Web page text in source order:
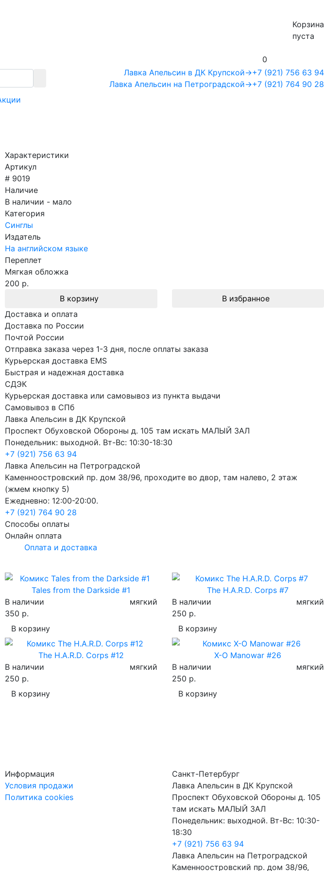
Корзина
пуста
0
+7 (921) 756 63 94
+7 (921) 764 90 28
Лавка Апельсин в ДК Крупской→
Лавка Апельсин на Петроградской→
Характеристики
Артикул
# 9019
Наличие
В наличии - мало
Категория
Синглы
Издатель
На английском языке
Переплет
Мягкая обложка
200 р.
В корзину
В избранное
Доставка и оплата
Доставка по России
Почтой России
Отправка заказа через 1-3 дня, после оплаты заказа
Курьерская доставка EMS
Быстрая и надежная доставка
СДЭК
Курьерская доставка или самовывоз из пункта выдачи
Самовывоз в СПб
Лавка Апельсин в ДК Крупской
Проспект Обуховской Обороны д. 105 там искать МАЛЫЙ ЗАЛ
Понедельник: выходной. Вт-Вс: 10:30-18:30
+7 (921) 756 63 94
Лавка Апельсин на Петроградской
Каменноостровский пр. дом 38/96, проходите во двор, там налево, 2 этаж
(жмем кнопку 5)
Ежедневно: 12:00-20:00.
+7 (921) 764 90 28
Способы оплаты
Онлайн оплата
Оплата и доставка
Tales from the Darkside #1
В наличии
мягкий
350 р.
В корзину
The H.A.R.D. Corps #7
В наличии
мягкий
250 р.
В корзину
The H.A.R.D. Corps #12
В наличии
мягкий
250 р.
В корзину
X-O Manowar #26
В наличии
мягкий
250 р.
В корзину
Информация
Условия продажи
Политика cookies
Санкт-Петербург
Лавка Апельсин в ДК Крупской
Проспект Обуховской Обороны д. 105
там искать МАЛЫЙ ЗАЛ
Понедельник: выходной. Вт-Вс: 10:30-
18:30
+7 (921) 756 63 94
Лавка Апельсин на Петроградской
Каменноостровский пр. дом 38/96,